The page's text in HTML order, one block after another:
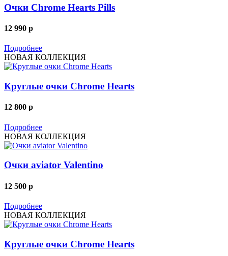
Очки Chrome Hearts Pills
12 990 p
Подробнее
НОВАЯ КОЛЛЕКЦИЯ
Круглые очки Chrome Hearts
12 800 p
Подробнее
НОВАЯ КОЛЛЕКЦИЯ
Очки aviator Valentino
12 500 p
Подробнее
НОВАЯ КОЛЛЕКЦИЯ
Круглые очки Chrome Hearts